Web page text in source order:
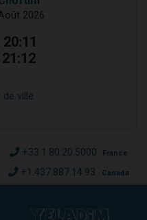
2026
20:11
21:12
ville
+33.1.80.20.5000 France
+1.437.887.14.93 Canada